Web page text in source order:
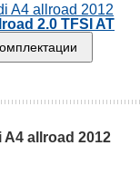
A4 allroad 2012
2.0 TFSI AT
allroad 2012